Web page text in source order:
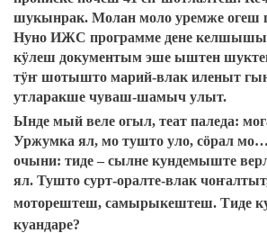
шукынрак. Молан моло уремже огеш
Нуно ИЖС программе дене
кӱлеш документым эше ыштен
тӱҥ шотышто марий-влак иленыт
утларакше чуваш-шамыч улыт.
Ынде мый веле огыл, теат паледа:
Уржумка ял, мо тушто уло, сӧрал
очыни: тиде – сылне кундемыште
ял. Тушто сурт-оралте-влак
моторештеш, самырыкештеш. Тиде
куандаре?